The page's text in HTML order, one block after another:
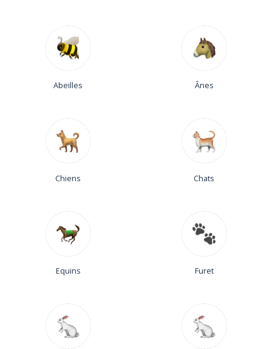
Abeilles Ânes
Chiens Chats
Equins Furet